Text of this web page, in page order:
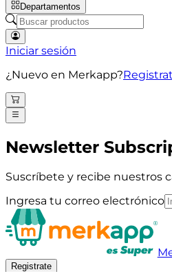
Departamentos
Iniciar sesión
¿Nuevo en Merkapp?
Newsletter
Suscríbete y recibe nuestros
Ingresa tu correo electrónico
Registrate